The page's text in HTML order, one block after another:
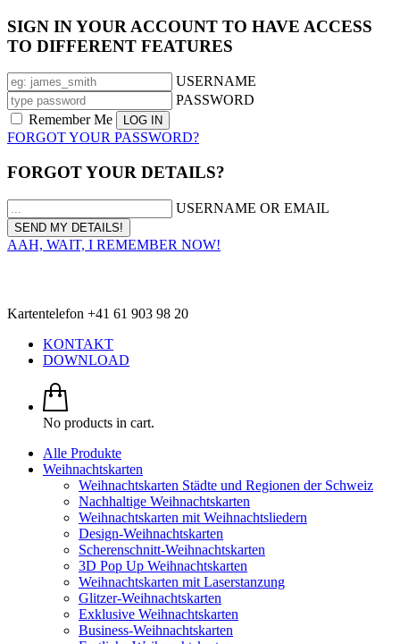
SIGN IN YOUR ACCOUNT TO HAVE ACCESS
TO DIFFERENT FEATURES
USERNAME
PASSWORD
Remember Me
FORGOT YOUR PASSWORD?
FORGOT YOUR DETAILS?
USERNAME OR EMAIL
AAH, WAIT, I REMEMBER NOW!
Kartentelefon +41 61 903 98 20
KONTAKT
DOWNLOAD
No products in cart.
Alle Produkte
Weihnachtskarten
Weihnachtskarten Städte und Regionen der Schweiz
Nachhaltige Weihnachtskarten
Weihnachtskarten mit Weihnachtsliedern
Design-Weihnachtskarten
Scherenschnitt-Weihnachtskarten
3D Pop Up Weihnachtskarten
Weihnachtskarten mit Laserstanzung
Glitzer-Weihnachtskarten
Exklusive Weihnachtskarten
Business-Weihnachtskarten